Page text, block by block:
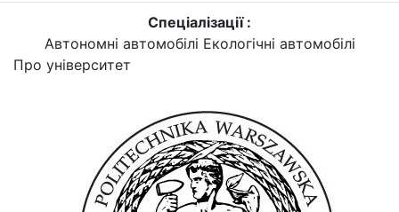
Спеціалізації :
Автономні автомобілі Екологічні автомобілі
Про університет